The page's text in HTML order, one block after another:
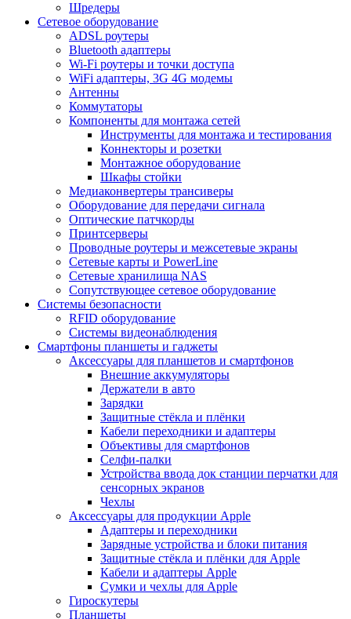
Шредеры
Сетевое оборудование
ADSL роутеры
Bluetooth адаптеры
Wi-Fi роутеры и точки доступа
WiFi адаптеры, 3G 4G модемы
Антенны
Коммутаторы
Компоненты для монтажа сетей
Инструменты для монтажа и тестирования
Коннекторы и розетки
Монтажное оборудование
Шкафы стойки
Медиаконвертеры трансиверы
Оборудование для передачи сигнала
Оптические патчкорды
Принтсерверы
Проводные роутеры и межсетевые экраны
Сетевые карты и PowerLine
Сетевые хранилища NAS
Сопутствующее сетевое оборудование
Системы безопасности
RFID оборудование
Системы видеонаблюдения
Смартфоны планшеты и гаджеты
Аксессуары для планшетов и смартфонов
Внешние аккумуляторы
Держатели в авто
Зарядки
Защитные стёкла и плёнки
Кабели переходники и адаптеры
Объективы для смартфонов
Селфи-палки
Устройства ввода док станции перчатки для
сенсорных экранов
Чехлы
Аксессуары для продукции Apple
Адаптеры и переходники
Зарядные устройства и блоки питания
Защитные стёкла и плёнки для Apple
Кабели и адаптеры Apple
Сумки и чехлы для Apple
Гироскутеры
Планшеты